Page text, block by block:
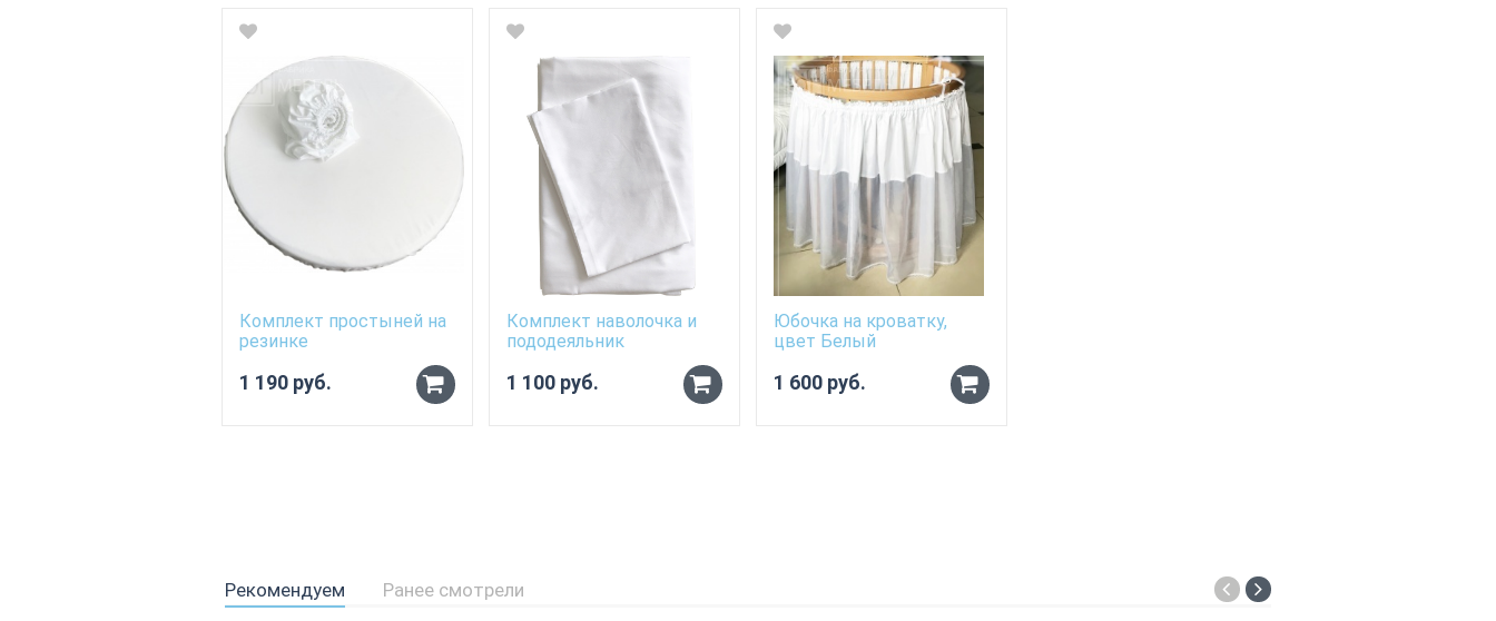
Комплект простыней на
резинке
1 190 руб.
Комплект наволочка и
пододеяльник
1 100 руб.
Юбочка на кроватку,
цвет Белый
1 600 руб.
Рекомендуем Ранее смотрели